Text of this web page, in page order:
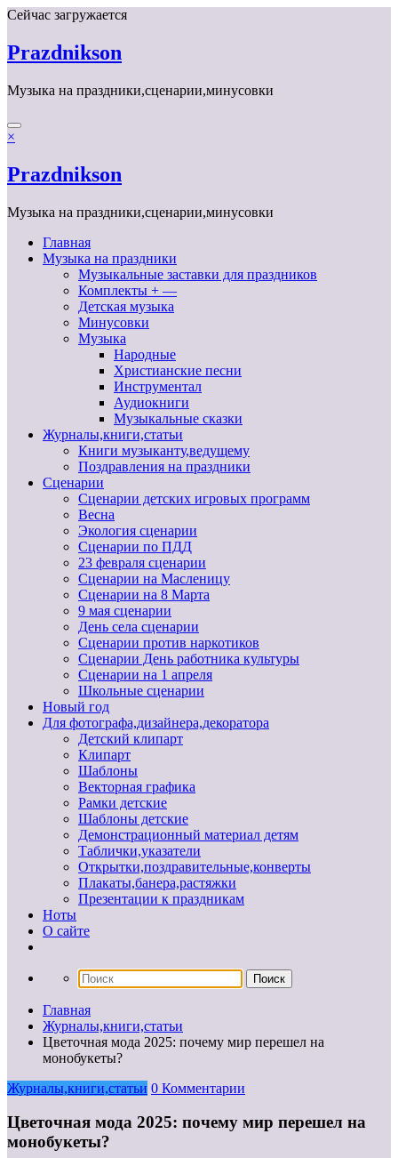
Перейти
содержимому
Сейчас загружается
Prazdnikson
Музыка на праздники,сценарии,минусовки
×
Prazdnikson
Музыка на праздники,сценарии,минусовки
Главная
Музыка на праздники
Музыкальные заставки для праздников
Комплекты + —
Детская музыка
Минусовки
Музыка
Народные
Христианские песни
Инструментал
Аудиокниги
Музыкальные сказки
Журналы,книги,статьи
Книги музыканту,ведущему
Поздравления на праздники
Сценарии
Сценарии детских игровых программ
Весна
Экология сценарии
Сценарии по ПДД
23 февраля сценарии
Сценарии на Масленицу
Сценарии на 8 Марта
9 мая сценарии
День села сценарии
Сценарии против наркотиков
Сценарии День работника культуры
Сценарии на 1 апреля
Школьные сценарии
Новый год
Для фотографа,дизайнера,декоратора
Детский клипарт
Клипарт
Шаблоны
Векторная графика
Рамки детские
Шаблоны детские
Демонстрационный материал детям
Таблички,указатели
Открытки,поздравительные,конверты
Плакаты,банера,растяжки
Презентации к праздникам
Ноты
О сайте
Главная
Журналы,книги,статьи
Цветочная мода 2025: почему мир перешел на
монобукеты?
Журналы,книги,статьи 0 Комментарии
Цветочная мода 2025: почему мир перешел на
монобукеты?